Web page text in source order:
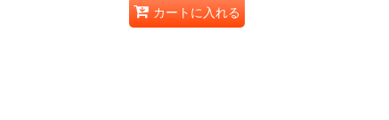
カートに入れる